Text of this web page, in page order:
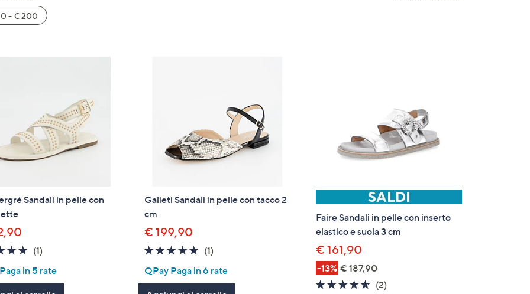
- € 200
Sandali in pelle con
5.0
5
(1)1
in 5 rate
Galieti Sandali in pelle con tacco 2
cm
€ 199,90
5.0
5
(1)
QPay Paga in 6 rate
Faire Sandali in pelle con inserto
elastico e suola 3 cm
€ 161,90
-13% € 187,90
4.5
(2)